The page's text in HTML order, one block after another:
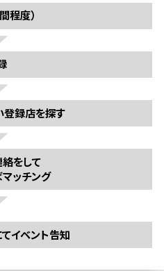
程度）
登録店を探す
をして
ッチング
イベント告知